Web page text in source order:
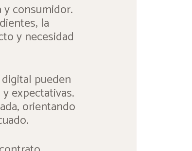
consumidor.
la
y necesidad
pueden
expectativas.
orientando